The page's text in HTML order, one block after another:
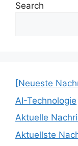
Search
[Neueste
AI-Technologie
Aktuelle
Aktuellste